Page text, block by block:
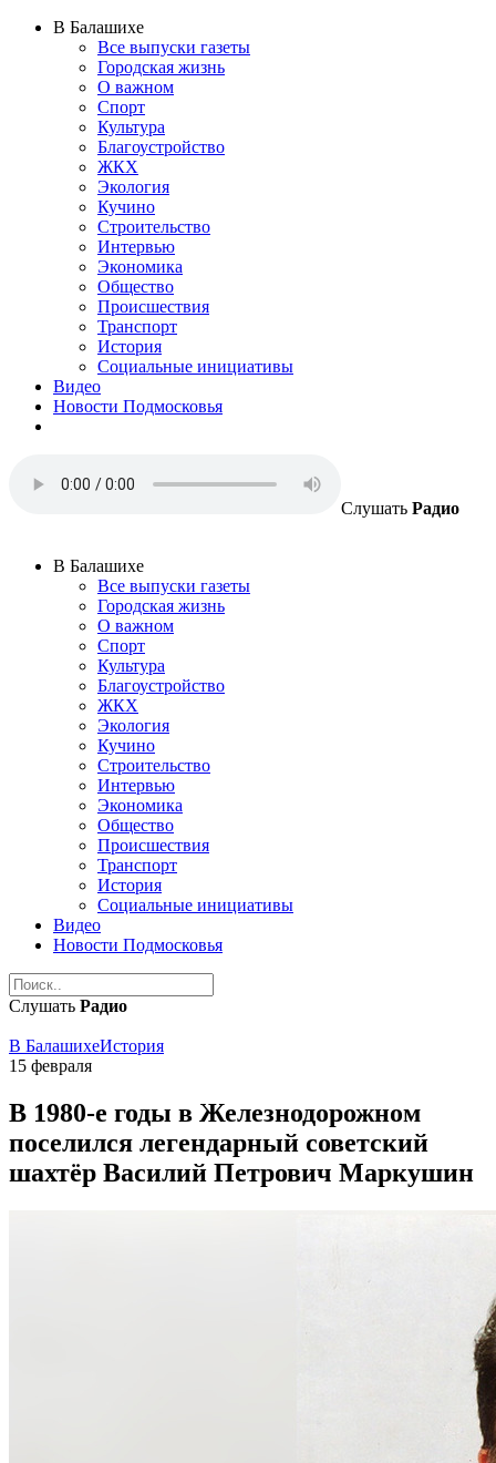
В Балашихе
Все выпуски газеты
Городская жизнь
О важном
Спорт
Культура
Благоустройство
ЖКХ
Экология
Кучино
Строительство
Интервью
Экономика
Общество
Происшествия
Транспорт
История
Социальные инициативы
Видео
Новости Подмосковья
Слушать Радио
В Балашихе
Все выпуски газеты
Городская жизнь
О важном
Спорт
Культура
Благоустройство
ЖКХ
Экология
Кучино
Строительство
Интервью
Экономика
Общество
Происшествия
Транспорт
История
Социальные инициативы
Видео
Новости Подмосковья
Слушать Радио
В БалашихеИстория
15 февраля
В 1980-е годы в Железнодорожном
поселился легендарный советский
шахтёр Василий Петрович Маркушин